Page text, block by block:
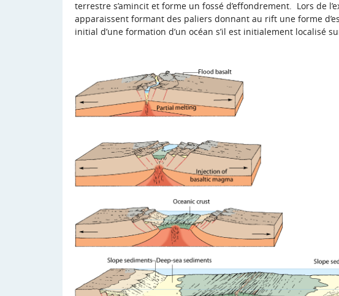
terrestre s’amincit et forme un fossé d’effondrement. Lors de
apparaissent formant des paliers donnant au rift une forme
initial d’une formation d’un océan s’il est initialement localisé